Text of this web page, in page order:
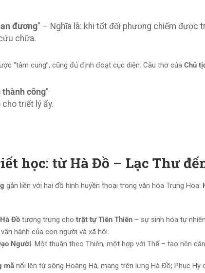
đương” – Nghĩa là: khi tốt đối phương chiếm được
chữa.
“tâm cung”, cũng đủ định đoạt cục diện. Câu thơ của Chủ
thành công”
cho triết lý ấy.
học: từ Hà Đồ – Lạc Thư
gắn liền với hai đồ hình huyền thoại trong văn hóa Trung Hoa:
Hà Đồ tượng trưng cho trật tự Tiên Thiên – sự sinh hóa tự
hành của con người và xã hội.
Người. Một thuận theo Thiên, một hợp với Thế – tạo nên
mã nổi lên từ sông Hoàng Hà, mang trên lưng Hà Đồ; Phục Hy